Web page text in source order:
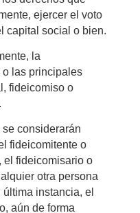
ejercer el voto
capital social o bien.
la
las principales
fideicomiso o
considerarán
fideicomitente o
el fideicomisario o
otra persona
instancia, el
aún de forma